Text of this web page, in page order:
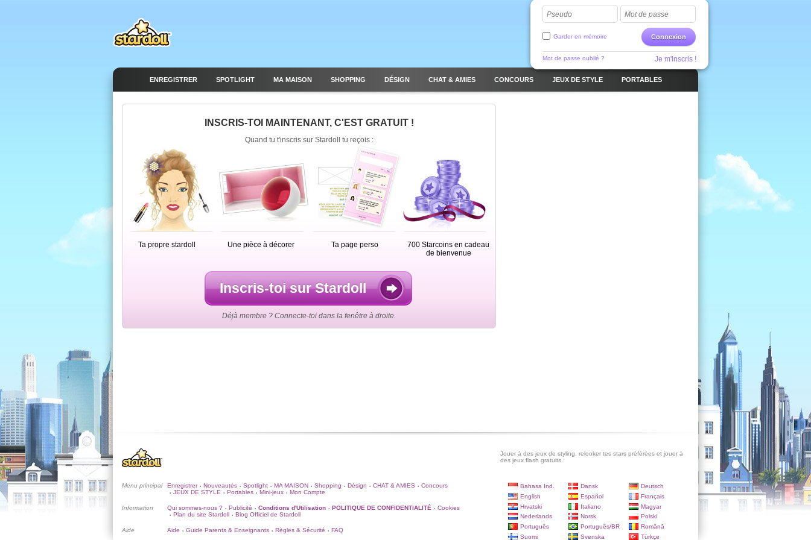
Pseudo Mot de passe
Connexion
Garder en mémoire
Mot de passe oublié ? Je m'inscris !
ENREGISTRER SPOTLIGHT MA MAISON SHOPPING DÉSIGN CHAT & AMIES CONCOURS JEUX DE STYLE PORTABLES
INSCRIS-TOI MAINTENANT, C'EST GRATUIT !
Quand tu t'inscris sur Stardoll tu reçois :
Ta propre stardoll Une pièce à décorer Ta page perso
700 Starcoins en cadeau
de bienvenue
Inscris-toi sur Stardoll
Déjà membre ? Connecte-toi dans la fenêtre à droite.
Jouer à des jeux de styling, relooker tes stars préférées et jouer à
des jeux flash gratuits.
Menu principal Enregistrer • Nouveautés • Spotlight • MA MAISON • Shopping • Désign • CHAT & AMIES • Concours
• JEUX DE STYLE • Portables • Mini-jeux • Mon Compte
Information Qui sommes-nous ? • Publicité • Conditions d'Utilisation • POLITIQUE DE CONFIDENTIALITÉ • Cookies
• Plan du site Stardoll • Blog Officiel de Stardoll
Aide Aide • Guide Parents & Enseignants • Règles & Sécurité • FAQ
Bahasa Ind. Dansk
Deutsch
English
Español
Français
Hrvatski
Italiano
Magyar
Nederlands
Norsk
Polski
Português
Português/BR
Română
Suomi
Svenska Türkçe